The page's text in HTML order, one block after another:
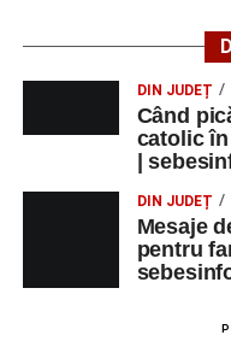
DIN JUDEȚ
Când
catolic
|
DIN JUDEȚ
Mesaje
pentru